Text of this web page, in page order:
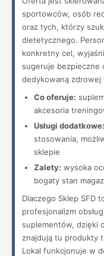
sportowców, osób
oraz tych, którzy
dietetycznego.
konkretny cel,
sugeruje bezpieczne
dedykowaną zdrowej
Co oferuje:
akcesoria
Usługi dodatkowe:
stosowania,
sklepie
Zalety: wysoka
bogaty stan
Dlaczego Sklep SFD
profesjonalizm
suplementów, dzięki
znajdują tu produkty
Lokal funkcjonuje w